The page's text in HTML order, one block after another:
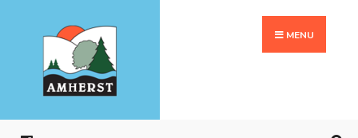
contenu
MENU
for: